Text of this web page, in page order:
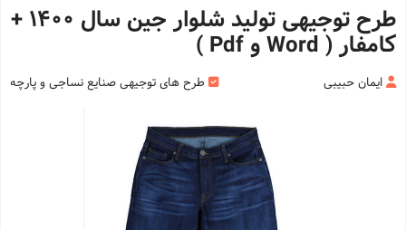
طرح توجیهی تولید شلوار جین سال 1400 +
کامفار ( Word و Pdf )
ایمان حبیبی طرح های توجیهی صنایع نساجی و پارچه